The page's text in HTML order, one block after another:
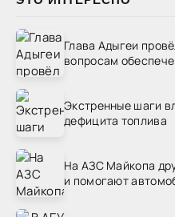
Глава Адыгеи
вопросам
Экстренные шаги
дефицита топлива
На АЗС Майкопа
и помогают